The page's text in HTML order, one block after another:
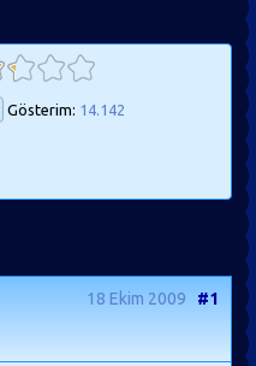
Gösterim: 14.142
18 Ekim 2009 #1